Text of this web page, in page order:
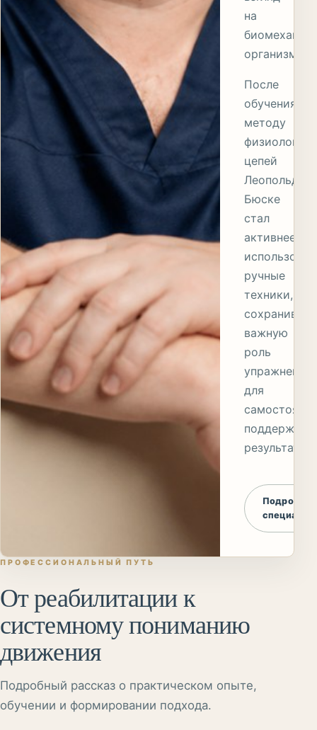
на
организма.
После
обучения
методу
цепей
Леопольда
Бюске
стал
активнее
ручные
техники,
сохранив
важную
роль
упражнений
для
поддержки
результата.
ПРОФЕССИОНАЛЬНЫЙ ПУТЬ
От реабилитации к
системному пониманию
движения
Подробный рассказ о практическом опыте,
обучении и формировании подхода.